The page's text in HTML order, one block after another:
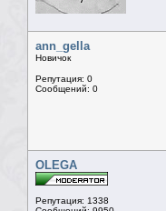
ann_gella
Новичок
Репутация: 0
Сообщений: 0
OLEGA
Репутация: 1338